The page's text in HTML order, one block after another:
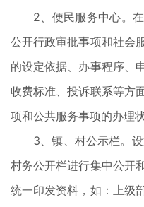
2、便民服务中心。
公开行政审批事项和社会
的设定依据、办事程序、
收费标准、投诉联系等方
项和公共服务事项的办理
3、镇、村公示栏。
村务公开栏进行集中公开
统一印发资料，如：上级